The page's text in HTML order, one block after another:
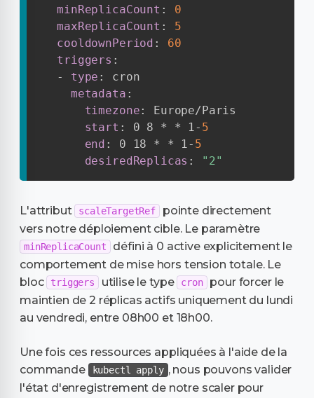
minReplicaCount :
0
maxReplicaCount :
5
cooldownPeriod :
60
triggers :
-
type :
cron
metadata :
timezone:
Europe/Paris
start : 0 8 * * 1- 5
end : 0 18 * * 1- 5
desiredReplicas : "2"
L'attribut scaleTargetRef
pointe directement
vers notre déploiement cible. Le paramètre
minReplicaCount
défini à 0 active explicitement le
comportement de mise hors tension totale. Le
bloc
triggers utilise le type cron
pour forcer le
maintien de 2 réplicas actifs uniquement du lundi
au vendredi, entre 08h00 et 18h00.
Une fois ces ressources appliquées à l'aide de la
commande
kubectl apply , nous pouvons valider
l'état d'enregistrement de notre scaler pour